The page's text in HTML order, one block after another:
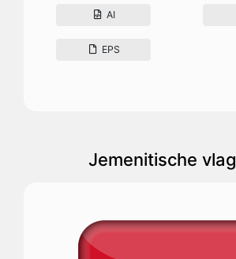
AI
EPS
Jemenitische vlag